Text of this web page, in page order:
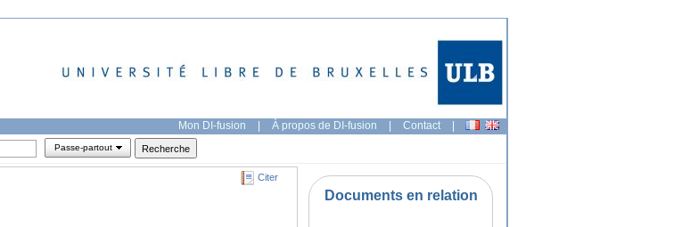
Mon DI-fusion | À propos de DI-fusion | Contact |
Passe-partout
Citer
Documents en relation